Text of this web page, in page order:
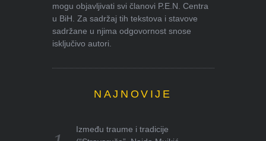
mogu objavljivati svi članovi P.E.N. Centra
u BiH. Za sadržaj tih tekstova i stavove
sadržane u njima odgovornost snose
isključivo autori.
NAJNOVIJE
Između traume i tradicije